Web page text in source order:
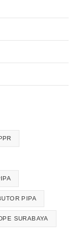
PIPA
SURABAYA